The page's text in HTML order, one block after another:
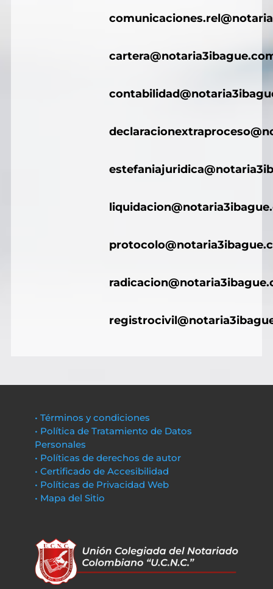
• Términos y condiciones
• Política de Tratamiento de Datos
Personales
• Políticas de derechos de autor
• Certificado de Accesibilidad
• Políticas de Privacidad Web
• Mapa del Sitio